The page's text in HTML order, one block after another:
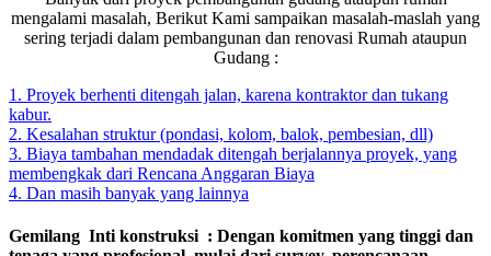
mengalami masalah, Berikut Kami sampaikan masalah-maslah yang
sering terjadi dalam pembangunan dan renovasi Rumah ataupun
Gudang :
1. Proyek berhenti ditengah jalan, karena kontraktor dan tukang
kabur.
2. Kesalahan struktur (pondasi, kolom, balok, pembesian, dll)
3. Biaya tambahan mendadak ditengah berjalannya proyek, yang
membengkak dari Rencana Anggaran Biaya
4. Dan masih banyak yang lainnya
Gemilang Inti konstruksi : Dengan komitmen yang tinggi dan